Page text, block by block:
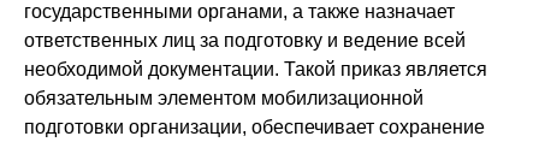
государственными органами, а также назначает
ответственных лиц за подготовку и ведение всей
необходимой документации. Такой приказ является
обязательным элементом мобилизационной
подготовки организации, обеспечивает сохранение